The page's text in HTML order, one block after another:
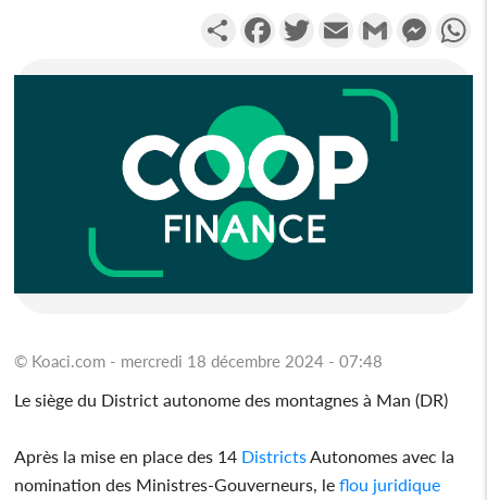
PartagerFacebookTwitterEmail Gmail
© Koaci.com - mercredi 18 décembre 2024 - 07:48
Le siège du District autonome des montagnes à Man (DR)
Après la mise en place des 14 Districts Autonomes avec la
nomination des Ministres-Gouverneurs, leflou juridique